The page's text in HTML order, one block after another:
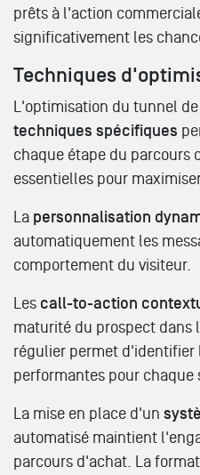
prêts à l'action
significativement les
Techniques
L'optimisation du tunnel
techniques spécifiques
chaque étape du parcours
essentielles pour
La personnalisation
automatiquement les
comportement du visiteur.
Les call-to-action
maturité du prospect dans
régulier permet
performantes pour chaque
La mise en place d'un
automatisé maintient
parcours d'achat. La